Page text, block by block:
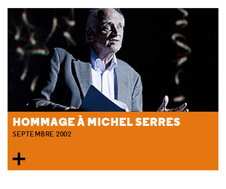
HOMMAGE À MICHEL SERRES
SEPTEMBRE 2002